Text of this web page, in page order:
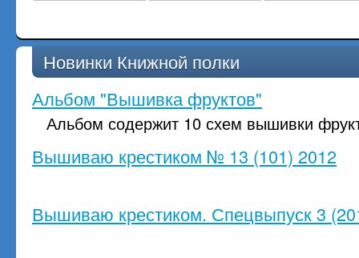
Новинки Книжной полки
Альбом "Вышивка фруктов"
Альбом содержит 10 схем вышивки
Вышиваю крестиком № 13 (101) 2012
Вышиваю крестиком. Спецвыпуск 3